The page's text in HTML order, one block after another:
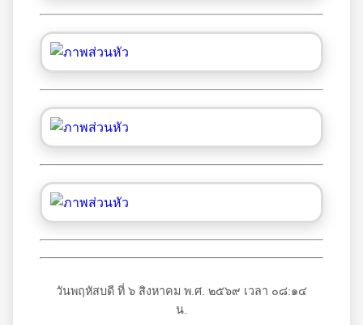
วันพฤหัสบดี ที่ ๖ สิงหาคม พ.ศ. ๒๕๖๙ เวลา ๐๘:๑๔
น.